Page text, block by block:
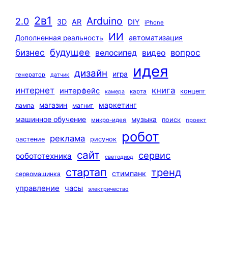
2.0 2в1 3D AR Arduino DIY iPhone
Дополненная реальность ИИ автоматизация
бизнес будущее велосипед видео вопрос
генератор датчик дизайн игра идея
интернет интерфейс камера карта книга
концепт
лампа
магазин магнит
маркетинг
машинное обучение
микро-идея музыка поиск проект
растение реклама рисунок робот
робототехника сайт светодиод сервис
сервомашинка стартап стимпанк тренд
управление часы электричество